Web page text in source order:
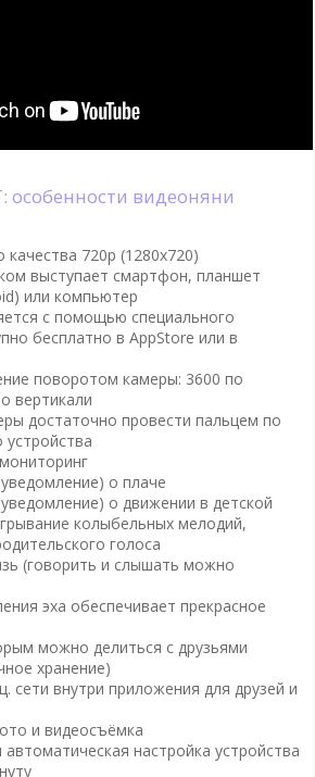
особенности видеоняни
качества 720p (1280х720)
выступает смартфон, планшет
или компьютер
с помощью специального
бесплатно в AppStore или в
поворотом камеры: 3600 по
вертикали
достаточно провести пальцем по
о плаче
о движении в детской
колыбельных мелодий,
голоса
(говорить и слышать можно
эха обеспечивает прекрасное
можно делиться с друзьями
хранение)
сети внутри приложения для друзей и
и видеосъёмка
автоматическая настройка устройства